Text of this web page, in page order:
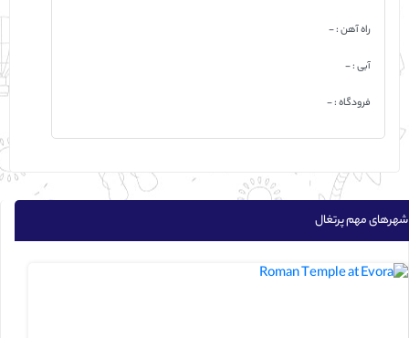
راه آهن : -
آبی : -
فرودگاه : -
شهرهای مهم پرتغال